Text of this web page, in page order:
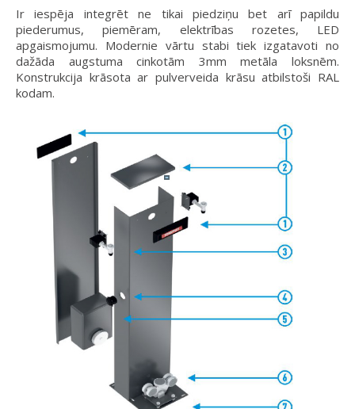
Ir iespēja integrēt ne tikai piedziņu bet arī papildu
piederumus, piemēram, elektrības rozetes, LED
apgaismojumu. Modernie vārtu stabi tiek izgatavoti no
dažāda augstuma cinkotām 3mm metāla loksnēm.
Konstrukcija krāsota ar pulverveida krāsu atbilstoši RAL
kodam.